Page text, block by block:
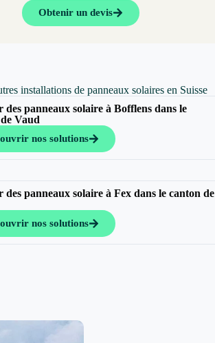
Obtenir un devis
installations de panneaux solaires en Suisse
des panneaux solaire à Bofflens dans le
Vaud
nos solutions
des panneaux solaire à Fex dans le canton de
nos solutions